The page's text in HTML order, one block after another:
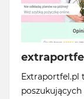
Extraportfel.pl